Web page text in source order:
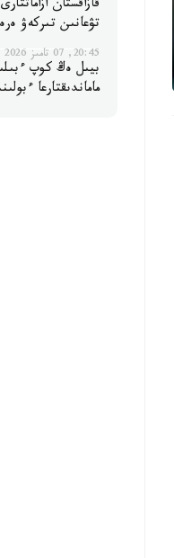
قازاقستان
تۋعانىن تىركەۋ
20:45, 07 تامىز 2026
بيىل ەڭ كوپ
ماماندىقتارعا